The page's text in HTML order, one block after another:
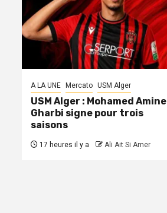
A LA UNE Mercato USM Alger
USM Alger : Mohamed Amine
Gharbi signe pour trois
saisons
17 heures il y a Ali Ait Si Amer